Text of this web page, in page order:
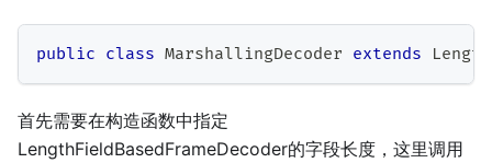
public class MarshallingDecoder extends
首先需要在构造函数中指定
LengthFieldBasedFrameDecoder的字段长度，这里调用